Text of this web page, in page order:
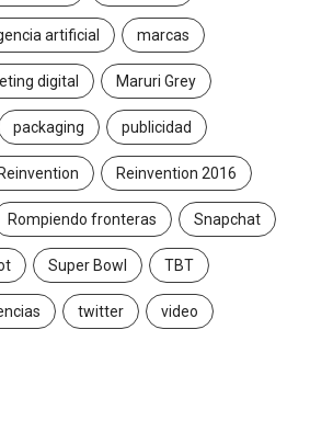
artificial marcas
digital Maruri Grey
packaging publicidad
Reinvention Reinvention 2016
Rompiendo fronteras Snapchat
Super Bowl TBT
twitter video